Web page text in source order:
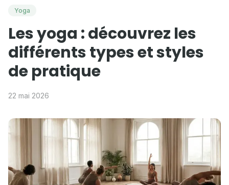
Yoga
Les yoga : découvrez les
différents types et styles
de pratique
22 mai 2026